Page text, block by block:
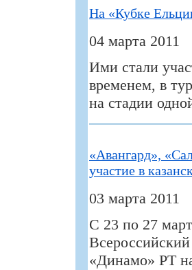
На «Кубке
04 марта 2011
Ими стали
временем, в
на стадии
«Авангард»,
участие в
03 марта 2011
С 23 по 27
«Динамо» РТ